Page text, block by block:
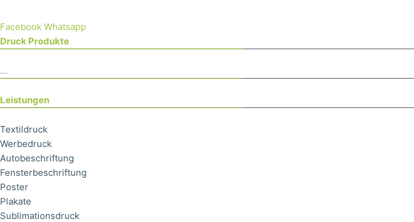
Facebook Whatsapp
Druck Produkte
…
Leistungen
Textildruck
Werbedruck
Autobeschriftung
Fensterbeschriftung
Poster
Plakate
Sublimationsdruck